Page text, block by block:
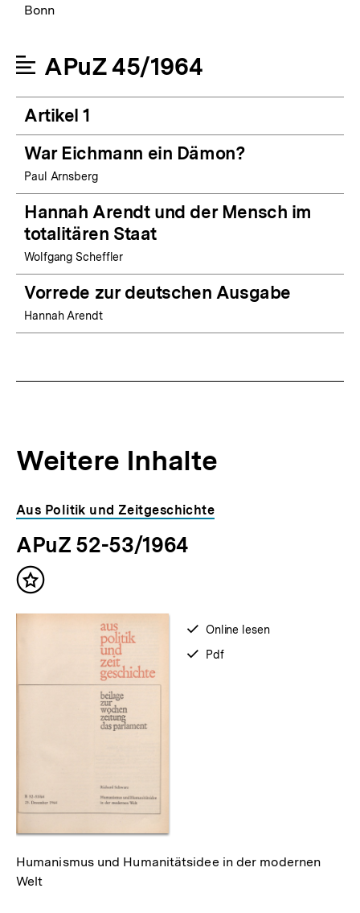
Bonn
APuZ 45/1964
Artikel 1
War Eichmann ein Dämon?
Paul Arnsberg
Hannah Arendt und der Mensch im
totalitären Staat
Wolfgang Scheffler
Vorrede zur deutschen Ausgabe
Hannah Arendt
Weitere Inhalte
Inhaltskarousell
für
weitere
Inhalte
Inhaltskarussell
überspringen
Aus Politik und Zeitgeschichte
APuZ 52-53/1964
Inhalt
verfügbar
Online lesen
verfügbar
Pdf
Humanismus und Humanitätsidee in der modernen
Welt